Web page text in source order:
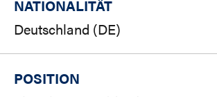
NATIONALITÄT
Deutschland (DE)
POSITION